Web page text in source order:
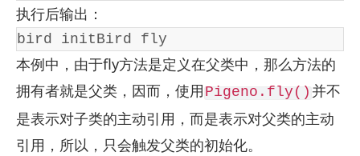
执行后输出：
bird initBird fly
本例中，由于fly方法是定义在父类中，那么方法的
拥有者就是父类，因而，使用 Pigeno.fly() 并不
是表示对子类的主动引用，而是表示对父类的主动
引用，所以，只会触发父类的初始化。